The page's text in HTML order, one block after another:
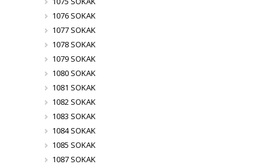
1076 SOKAK
1077 SOKAK
1078 SOKAK
1079 SOKAK
1080 SOKAK
1081 SOKAK
1082 SOKAK
1083 SOKAK
1084 SOKAK
1085 SOKAK
1087 SOKAK